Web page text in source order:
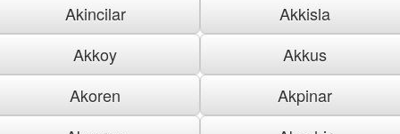
Akincilar
Akkisla
Akkoy
Akkus
Akoren
Akpinar